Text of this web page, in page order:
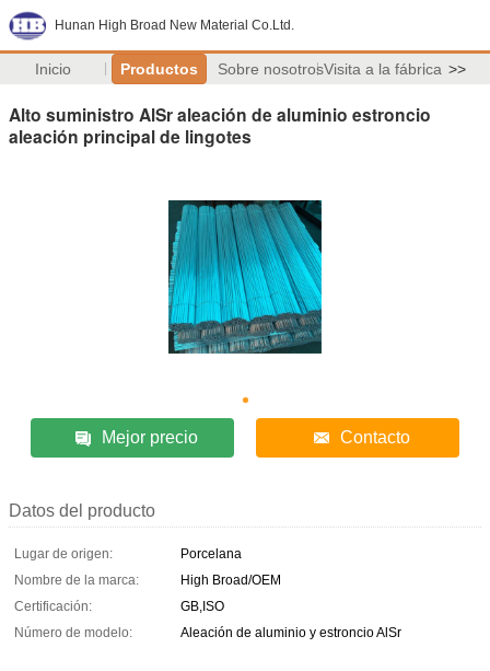
Hunan High Broad New Material Co.Ltd.
Inicio Productos Sobre nosotrosVisita a la fábrica >>
Alto suministro AlSr aleación de aluminio estroncio
aleación principal de lingotes
Mejor precio Contacto
Datos del producto
Lugar de origen:
Porcelana
Nombre de la marca:
High Broad/OEM
Certificación:
GB,ISO
Número de modelo:
Aleación de aluminio y estroncio AlSr